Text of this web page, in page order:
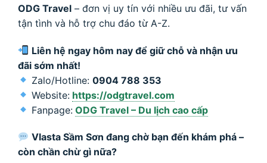
ODG Travel – đơn vị uy tín với nhiều ưu đãi, tư vấn
tận tình và hỗ trợ chu đáo từ A-Z.
Liên hệ ngay hôm nay để giữ chỗ và nhận ưu
đãi sớm nhất!
Zalo/Hotline:0904 788 353
Website: https://odgtravel.com
Fanpage: ODG Travel – Du lịch cao cấp
Vlasta Sầm Sơn đang chờ bạn đến khám phá –
còn chần chừ gì nữa?